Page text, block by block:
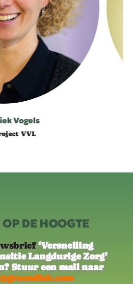
Rigterink
& Innovation
DE HOOGTE
‘Versnelling
Langdurige Zorg’
Stuur een mail naar